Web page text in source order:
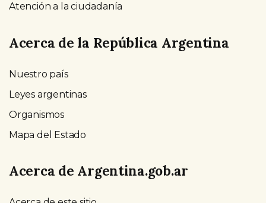
Atención a la ciudadanía
Acerca de la República Argentina
Nuestro país
Leyes argentinas
Organismos
Mapa del Estado
Acerca de Argentina.gob.ar